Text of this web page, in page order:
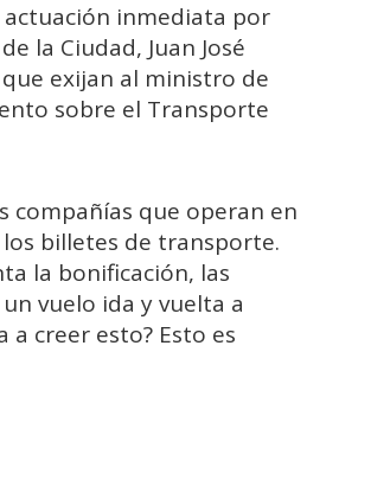
actuación inmediata por
la Ciudad, Juan José
exijan al ministro de
sobre el Transporte
compañías que operan en
billetes de transporte.
la bonificación, las
vuelo ida y vuelta a
a creer esto? Esto es